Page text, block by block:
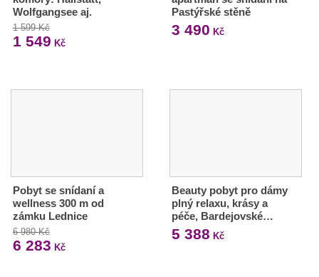
Wolfgangsee aj.
1 599 Kč
1 549 Kč
Pastýřské stěně
3 490 Kč
Pobyt se snídaní a
wellness 300 m od
zámku Lednice
6 980 Kč
6 283 Kč
Beauty pobyt pro dámy
plný relaxu, krásy a
péče, Bardejovské…
5 388 Kč